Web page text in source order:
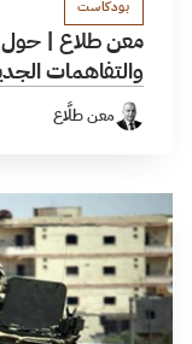
بودكاست
معن طلاع | حول
والتفاهمات
معن طلَّاع